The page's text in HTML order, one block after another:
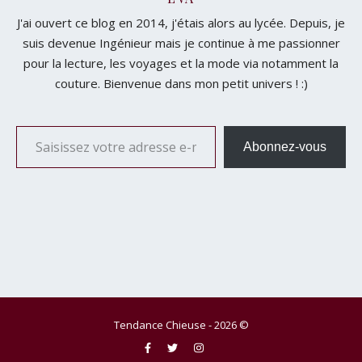
J'ai ouvert ce blog en 2014, j'étais alors au lycée. Depuis, je
suis devenue Ingénieur mais je continue à me passionner
pour la lecture, les voyages et la mode via notamment la
couture. Bienvenue dans mon petit univers ! :)
Saisissez votre adresse e-mail…
Abonnez-vous
Tendance Chieuse - 2026 ©